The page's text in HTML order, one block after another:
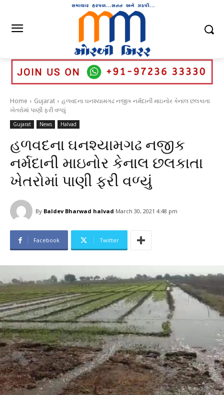
Home Gujarat
હળવદના ઘનશ્યામગઢ નજીક નર્મદાની માઇનોર કેનાલ છલકાતા
ખેતરોમાં પાણી ફરી વળ્યું
Gujarat News Halvad
હળવદના ઘનશ્યામગઢ નજીક
નર્મદાની માઇનોર કેનાલ છલકાતા
ખેતરોમાં પાણી ફરી વળ્યું
By Baldev Bharwad halvad March 30, 2021 4:48 pm
Facebook Twitter